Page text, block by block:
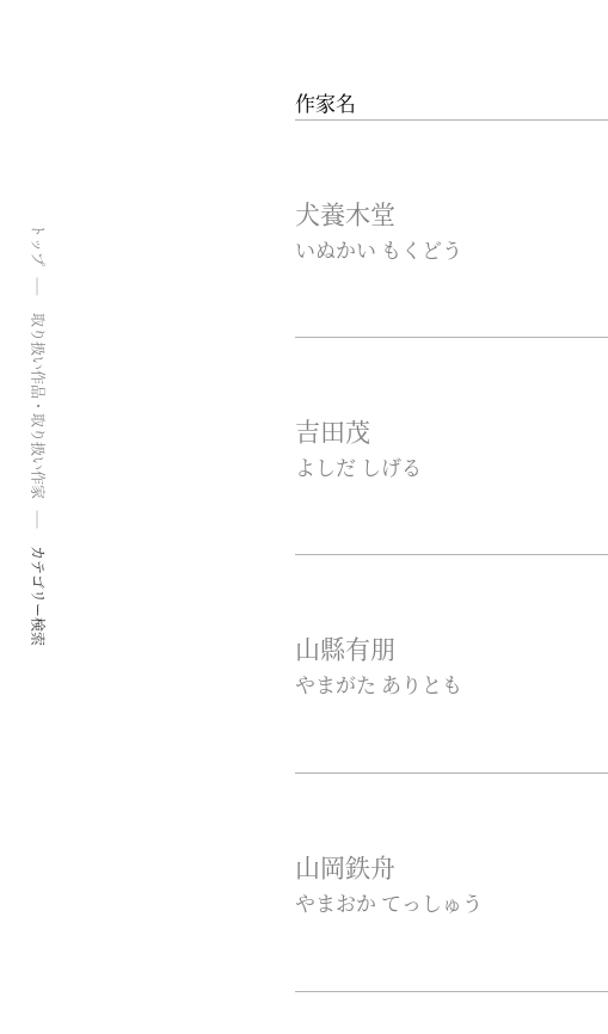
トップ
取り扱い作品・取り扱い作家
カテゴリー検索
作家名
犬養木堂
いぬかい もくどう
吉田茂
よしだ しげる
山縣有朋
やまがた ありとも
山岡鉄舟
やまおか てっしゅう